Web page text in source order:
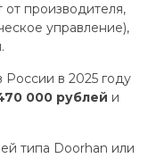
от производителя,
управление),
России в 2025 году
000 рублей и
типа Doorhan или